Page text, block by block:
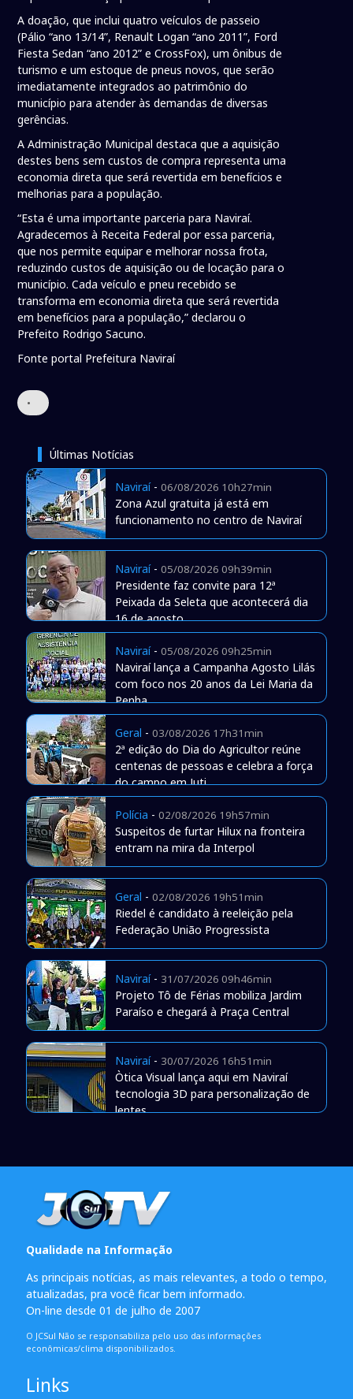
A doação, que inclui quatro veículos de passeio
(Pálio “ano 13/14”, Renault Logan “ano 2011”, Ford
Fiesta Sedan “ano 2012” e CrossFox), um ônibus de
turismo e um estoque de pneus novos, que serão
imediatamente integrados ao patrimônio do
município para atender às demandas de diversas
gerências.
A Administração Municipal destaca que a aquisição
destes bens sem custos de compra representa uma
economia direta que será revertida em benefícios e
melhorias para a população.
“Esta é uma importante parceria para Naviraí.
Agradecemos à Receita Federal por essa parceria,
que nos permite equipar e melhorar nossa frota,
reduzindo custos de aquisição ou de locação para o
município. Cada veículo e pneu recebido se
transforma em economia direta que será revertida
em benefícios para a população,” declarou o
Prefeito Rodrigo Sacuno.
Fonte portal Prefeitura Naviraí
•
Últimas Notícias
Naviraí- 06/08/2026 10h27min
Zona Azul gratuita já está em
funcionamento no centro de Naviraí
Naviraí- 05/08/2026 09h39min
Presidente faz convite para 12ª
Peixada da Seleta que acontecerá dia
16 de agosto
Naviraí- 05/08/2026 09h25min
Naviraí lança a Campanha Agosto Lilás
com foco nos 20 anos da Lei Maria da
Penha
Geral - 03/08/2026 17h31min
2ª edição do Dia do Agricultor reúne
centenas de pessoas e celebra a força
do campo em Juti
Polícia - 02/08/2026 19h57min
Suspeitos de furtar Hilux na fronteira
entram na mira da Interpol
Geral - 02/08/2026 19h51min
Riedel é candidato à reeleição pela
Federação União Progressista
Naviraí- 31/07/2026 09h46min
Projeto Tô de Férias mobiliza Jardim
Paraíso e chegará à Praça Central
Naviraí- 30/07/2026 16h51min
Òtica Visual lança aqui em Naviraí
tecnologia 3D para personalização de
lentes
Qualidade na Informação
As principais notícias, as mais relevantes, a todo o tempo,
atualizadas, pra você ficar bem informado.
On-line desde 01 de julho de 2007
O JCSul Não se responsabiliza pelo uso das informações
econômicas/clima disponibilizados.
Links